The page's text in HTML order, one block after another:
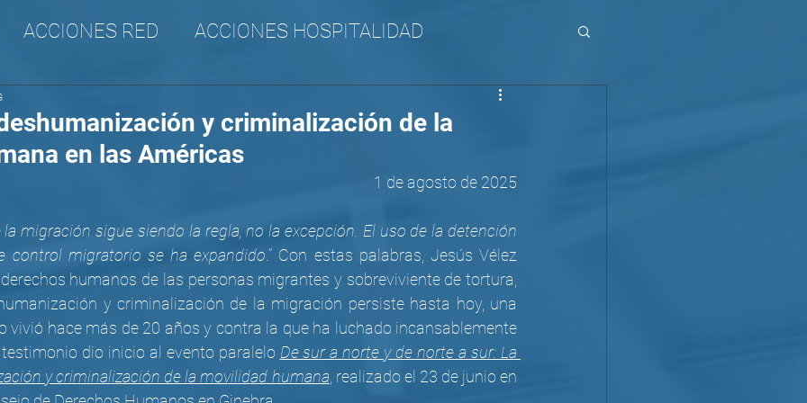
ACCIONES RED ACCIONES HOSPITALIDAD
y criminalización de la
en las Américas
1 de agosto de 2025
migración sigue siendo la regla, no la excepción. El uso de la detención
control migratorio se ha expandido.” Con estas palabras, Jesús Vélez
humanos de las personas migrantes y sobreviviente de tortura,
y criminalización de la migración persiste hasta hoy, una
vivió hace más de 20 años y contra la que ha luchado incansablemente
dio inicio al evento paralelo De sur a norte y de norte a sur: La
y criminalización de la movilidad humana , realizado el 23 de junio en